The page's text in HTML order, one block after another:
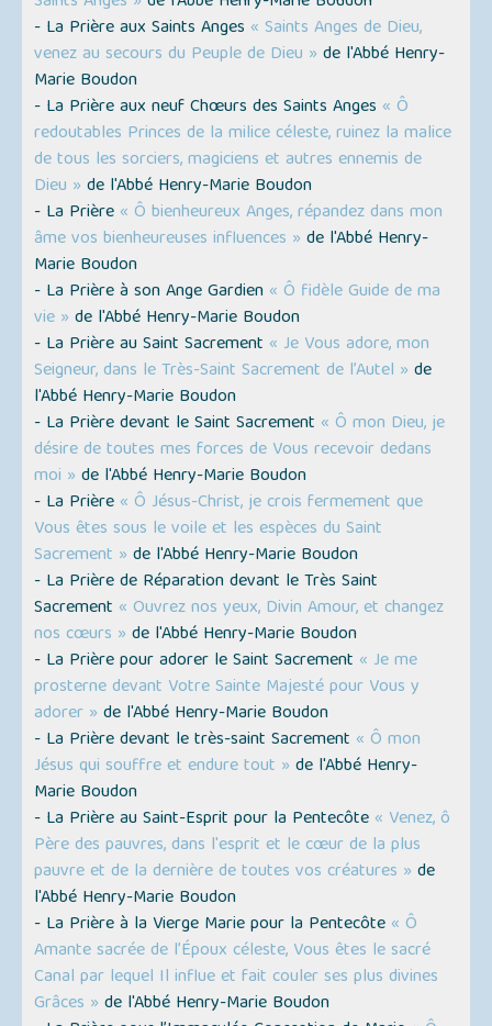
- La Prière aux Saints Anges « Saints Anges de Dieu,
venez au secours du Peuple de Dieu » de l'Abbé Henry-
Marie Boudon
- La Prière aux neuf Chœurs des Saints Anges « Ô
redoutables Princes de la milice céleste, ruinez la malice
de tous les sorciers, magiciens et autres ennemis de
Dieu » de l'Abbé Henry-Marie Boudon
- La Prière « Ô bienheureux Anges, répandez dans mon
âme vos bienheureuses influences » de l'Abbé Henry-
Marie Boudon
- La Prière à son Ange Gardien « Ô fidèle Guide de ma
vie » de l'Abbé Henry-Marie Boudon
- La Prière au Saint Sacrement « Je Vous adore, mon
Seigneur, dans le Très-Saint Sacrement de l’Autel » de
l'Abbé Henry-Marie Boudon
- La Prière devant le Saint Sacrement « Ô mon Dieu, je
désire de toutes mes forces de Vous recevoir dedans
moi » de l'Abbé Henry-Marie Boudon
- La Prière « Ô Jésus-Christ, je crois fermement que
Vous êtes sous le voile et les espèces du Saint
Sacrement » de l'Abbé Henry-Marie Boudon
- La Prière de Réparation devant le Très Saint
Sacrement « Ouvrez nos yeux, Divin Amour, et changez
nos cœurs » de l'Abbé Henry-Marie Boudon
- La Prière pour adorer le Saint Sacrement « Je me
prosterne devant Votre Sainte Majesté pour Vous y
adorer » de l'Abbé Henry-Marie Boudon
- La Prière devant le très-saint Sacrement « Ô mon
Jésus qui souffre et endure tout » de l'Abbé Henry-
Marie Boudon
- La Prière au Saint-Esprit pour la Pentecôte « Venez, ô
Père des pauvres, dans l'esprit et le cœur de la plus
pauvre et de la dernière de toutes vos créatures » de
l'Abbé Henry-Marie Boudon
- La Prière à la Vierge Marie pour la Pentecôte « Ô
Amante sacrée de l’Époux céleste, Vous êtes le sacré
Canal par lequel Il influe et fait couler ses plus divines
Grâces » de l'Abbé Henry-Marie Boudon